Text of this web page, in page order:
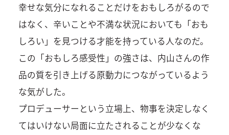
幸せな気分になれることだけをおもしろがるので
はなく、辛いことや不満な状況においても「おも
しろい」を見つける才能を持っている人なのだ。
この「おもしろ感受性」の強さは、内山さんの作
品の質を引き上げる原動力につながっているよう
な気がした。
プロデューサーという立場上、物事を決定しなく
てはいけない局面に立たされることが少なくな